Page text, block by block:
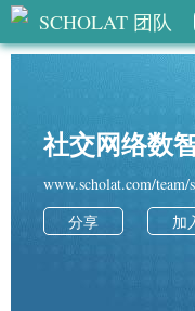
SCHOLAT 团队
社交网络数
www.scholat.com/team/
分享
加